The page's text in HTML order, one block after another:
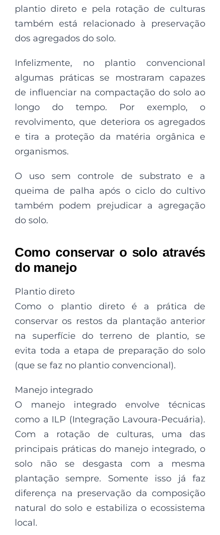
plantio direto e pela rotação de culturas
também está relacionado à preservação
dos agregados do solo.
Infelizmente, no plantio convencional
algumas práticas se mostraram capazes
de influenciar na compactação do solo ao
longo do tempo. Por exemplo, o
revolvimento, que deteriora os agregados
e tira a proteção da matéria orgânica e
organismos.
O uso sem controle de substrato e a
queima de palha após o ciclo do cultivo
também podem prejudicar a agregação
do solo.
Como conservar o solo através
do manejo
Plantio direto
Como o plantio direto é a prática de
conservar os restos da plantação anterior
na superfície do terreno de plantio, se
evita toda a etapa de preparação do solo
(que se faz no plantio convencional).
Manejo integrado
O manejo integrado envolve técnicas
como a ILP (Integração Lavoura-Pecuária).
Com a rotação de culturas, uma das
principais práticas do manejo integrado, o
solo não se desgasta com a mesma
plantação sempre. Somente isso já faz
diferença na preservação da composição
natural do solo e estabiliza o ecossistema
local.